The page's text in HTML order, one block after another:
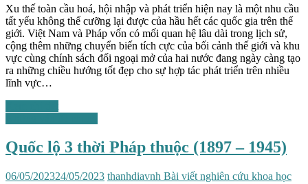
Xu thế toàn cầu hoá, hội nhập và phát triển hiện nay là một nhu cầu
tất yếu không thể cưỡng lại được của hầu hết các quốc gia trên thế
giới. Việt Nam và Pháp vốn có mối quan hệ lâu dài trong lịch sử,
cộng thêm những chuyển biến tích cực của bối cảnh thế giới và khu
vực cùng chính sách đối ngoại mở của hai nước đang ngày càng tạo
ra những chiều hướng tốt đẹp cho sự hợp tác phát triển trên nhiều
lĩnh vực…
Quốc lộ 3 thời Pháp thuộc (1897 – 1945)
06/05/202324/05/2023 thanhdiavnh Bài viết nghiên cứu khoa học